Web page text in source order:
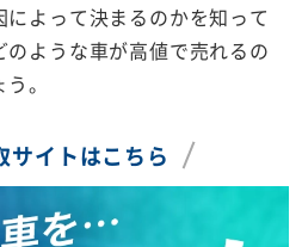
よって決まるのかを知って
ような車が高値で売れるの
。
サイトはこちら